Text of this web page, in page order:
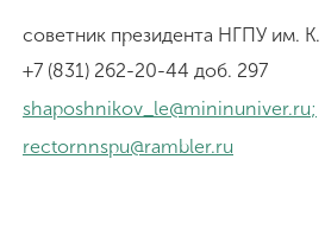
советник президента НГПУ им.
+7 (831) 262-20-44 доб. 297
shaposhnikov_le@mininuniver.ru;
rectornnspu@rambler.ru